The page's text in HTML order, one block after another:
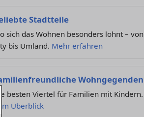
Stadtteile
sich das Wohnen besonders lohnt – von
bis Umland. Mehr erfahren
Wohngegenden
besten Viertel für Familien mit Kindern.
Überblick